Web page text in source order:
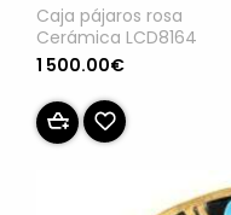
Caja pájaros rosa
Cerámica LCD8164
1 500.00€